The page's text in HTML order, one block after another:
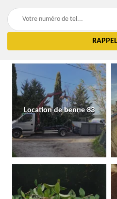
Location de benne 83